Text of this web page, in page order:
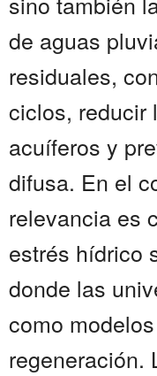
de aguas
residuales,
ciclos, reducir
acuíferos y
difusa. En el
relevancia es
estrés hídrico
donde las
como
regeneración.